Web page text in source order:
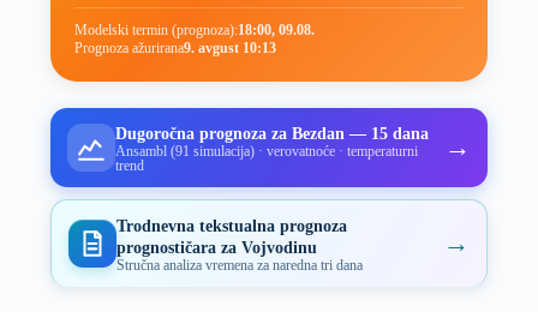
Modelski termin (prognoza):18:00, 09.08.
Prognoza ažurirana9. avgust 10:13
Dugoročna prognoza za Bezdan — 15 dana
Ansambl (91 simulacija) · verovatnoće · temperaturni
trend
→
Trodnevna tekstualna prognoza
prognostičara za Vojvodinu
Stručna analiza vremena za naredna tri dana
→